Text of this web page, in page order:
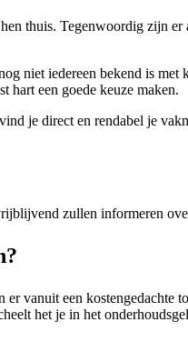
thuis. Tegenwoordig zijn er
niet iedereen bekend is
hart een goede keuze maken.
je direct en rendabel je
zullen informeren
vanuit een kostengedachte
het je in het